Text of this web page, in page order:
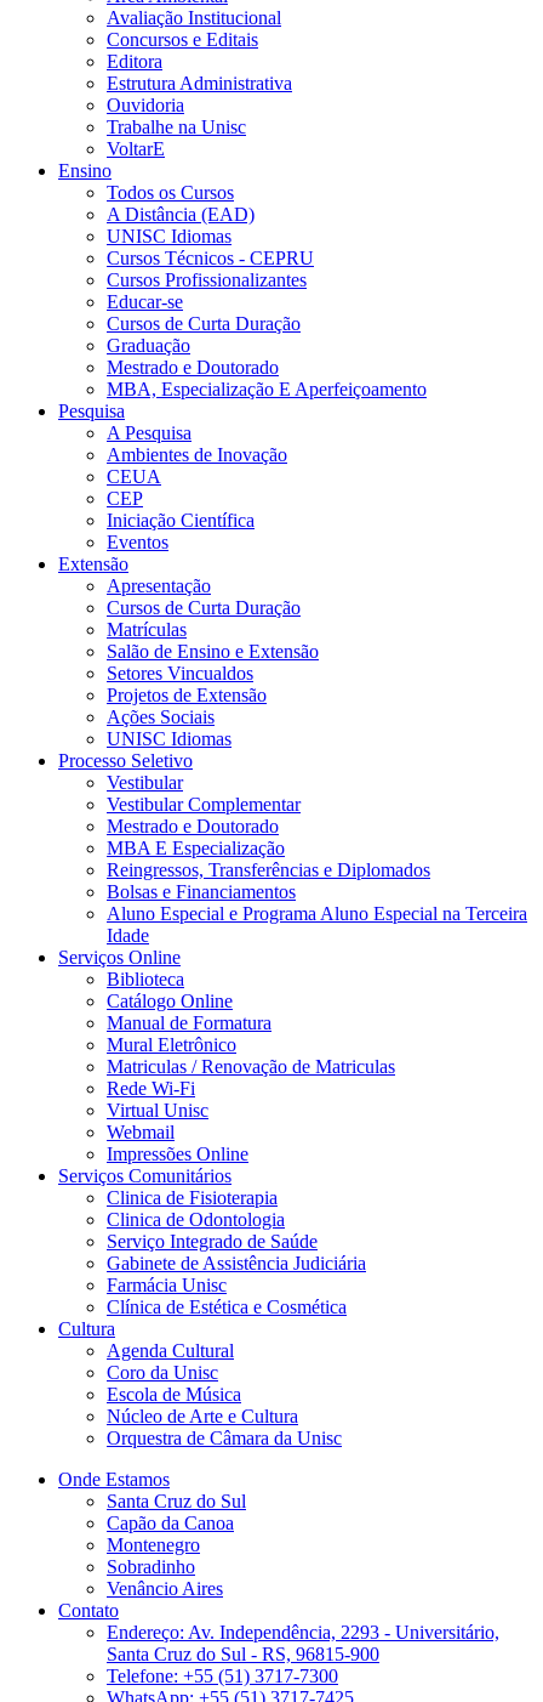
Avaliação Institucional
Concursos e Editais
Editora
Estrutura Administrativa
Ouvidoria
Trabalhe na Unisc
VoltarE
Ensino
Todos os Cursos
A Distância (EAD)
UNISC Idiomas
Cursos Técnicos - CEPRU
Cursos Profissionalizantes
Educar-se
Cursos de Curta Duração
Graduação
Mestrado e Doutorado
MBA, Especialização E Aperfeiçoamento
Pesquisa
A Pesquisa
Ambientes de Inovação
CEUA
CEP
Iniciação Científica
Eventos
Extensão
Apresentação
Cursos de Curta Duração
Matrículas
Salão de Ensino e Extensão
Setores Vincualdos
Projetos de Extensão
Ações Sociais
UNISC Idiomas
Processo Seletivo
Vestibular
Vestibular Complementar
Mestrado e Doutorado
MBA E Especialização
Reingressos, Transferências e Diplomados
Bolsas e Financiamentos
Aluno Especial e Programa Aluno Especial na Terceira
Idade
Serviços Online
Biblioteca
Catálogo Online
Manual de Formatura
Mural Eletrônico
Matriculas / Renovação de Matriculas
Rede Wi-Fi
Virtual Unisc
Webmail
Impressões Online
Serviços Comunitários
Clinica de Fisioterapia
Clinica de Odontologia
Serviço Integrado de Saúde
Gabinete de Assistência Judiciária
Farmácia Unisc
Clínica de Estética e Cosmética
Cultura
Agenda Cultural
Coro da Unisc
Escola de Música
Núcleo de Arte e Cultura
Orquestra de Câmara da Unisc
Onde Estamos
Santa Cruz do Sul
Capão da Canoa
Montenegro
Sobradinho
Venâncio Aires
Contato
Endereço: Av. Independência, 2293 - Universitário,
Santa Cruz do Sul - RS, 96815-900
Telefone: +55 (51) 3717-7300
WhatsApp: +55 (51) 3717-7425